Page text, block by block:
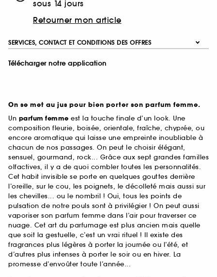
sous 14 jours
Retourner mon article
SERVICES, CONTACT ET CONDITIONS DES OFFRES
Télécharger notre application
On se met au jus pour bien porter son parfum femme.
Un parfum femme est la touche finale d’un look. Une
composition fleurie, boisée, orientale, fraîche, chyprée, ou
encore aromatique qui laisse une empreinte inoubliable à
chacun de nos passages. On peut le choisir élégant,
sensuel, gourmand, rock... Grâce aux sept grandes familles
olfactives, il y a de quoi combler toutes les personnalités.
Cet habit invisible se porte en quelques gouttes derrière
l’oreille, sur le cou, les poignets, le décolleté mais aussi sur
les chevilles... ou le nombril ! Oui, tous les points de
pulsation de notre pouls sont à privilégier ! On peut aussi
vaporiser son parfum femme dans l’air pour traverser ce
nuage. Cet art du parfumage est plus ancien mais quelle
que soit la gestuelle, c’est un vrai rituel ! Il existe des
fragrances plus légères à porter la journée ou l’été, et
d’autres plus intenses à porter le soir ou en hiver. La
promesse d’envoûter toute l’année...